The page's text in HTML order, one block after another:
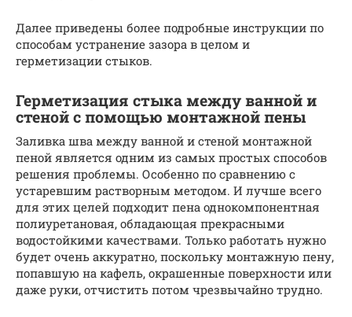
Далее приведены более подробные инструкции по
способам устранение зазора в целом и
герметизации стыков.
Герметизация стыка между ванной и
стеной с помощью монтажной пены
Заливка шва между ванной и стеной монтажной
пеной является одним из самых простых способов
решения проблемы. Особенно по сравнению с
устаревшим растворным методом. И лучше всего
для этих целей подходит пена однокомпонентная
полиуретановая, обладающая прекрасными
водостойкими качествами. Только работать нужно
будет очень аккуратно, поскольку монтажную пену,
попавшую на кафель, окрашенные поверхности или
даже руки, отчистить потом чрезвычайно трудно.